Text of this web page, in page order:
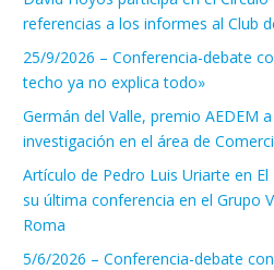
referencias a los informes al Club
25/9/2026 – Conferencia-debate
techo ya no explica todo»
Germán del Valle, premio AEDEM
investigación en el área de
Artículo de Pedro Luis Uriarte en
su última conferencia en el Grupo
Roma
5/6/2026 – Conferencia-debate